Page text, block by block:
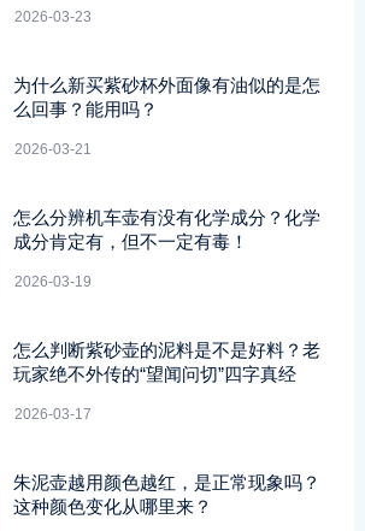
2026-03-23
为什么新买紫砂杯外面像有油似的是怎
么回事？能用吗？
2026-03-21
怎么分辨机车壶有没有化学成分？化学
成分肯定有，但不一定有毒！
2026-03-19
怎么判断紫砂壶的泥料是不是好料？老
玩家绝不外传的“望闻问切”四字真经
2026-03-17
朱泥壶越用颜色越红，是正常现象吗？
这种颜色变化从哪里来？